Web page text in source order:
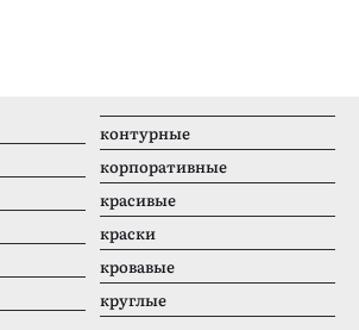
контурные
корпоративные
красивые
краски
кровавые
круглые